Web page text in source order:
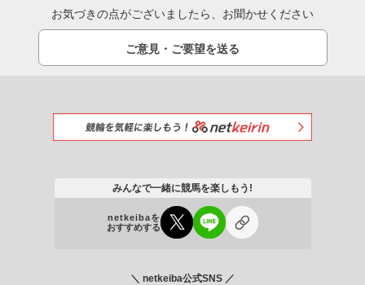
お気づきの点がございましたら、お聞かせください
ご意見・ご要望を送る
みんなで一緒に競馬を楽しもう!
netkeibaを
おすすめする
＼ netkeiba公式SNS ／